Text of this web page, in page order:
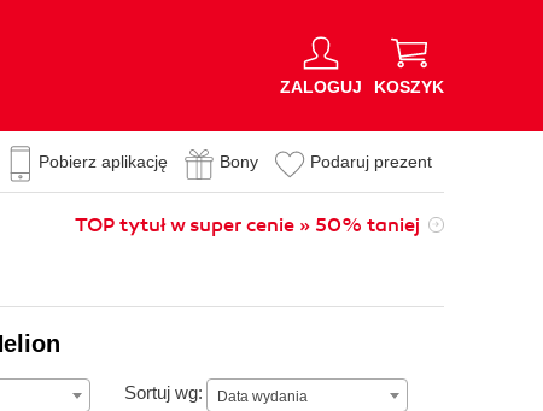
ZALOGUJ KOSZYK
Pobierz aplikację Bony Podaruj prezent
TOP tytuł w super cenie » 50% taniej
Sortuj wg: Data wydania
Data wydania